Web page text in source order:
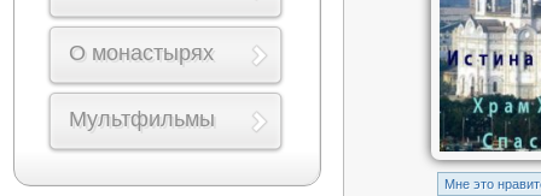
Mне это
О монастырях
Мультфильмы